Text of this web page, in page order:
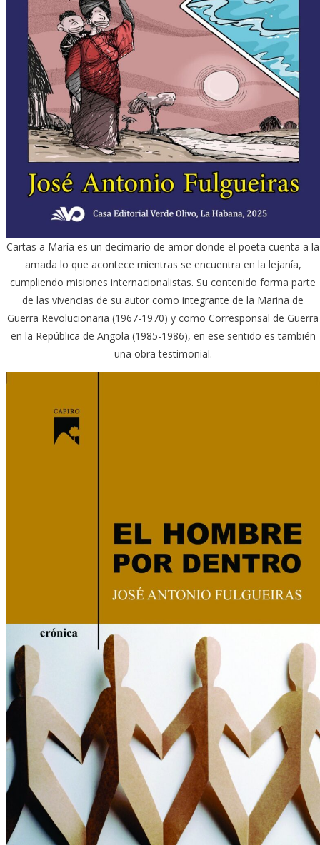
Cartas a María es un decimario de amor donde el poeta cuenta a la
amada lo que acontece mientras se encuentra en la lejanía,
cumpliendo misiones internacionalistas. Su contenido forma parte
de las vivencias de su autor como integrante de la Marina de
Guerra Revolucionaria (1967-1970) y como Corresponsal de Guerra
en la República de Angola (1985-1986), en ese sentido es también
una obra testimonial.